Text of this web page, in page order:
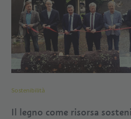
Sostenibilità
Il legno come risorsa